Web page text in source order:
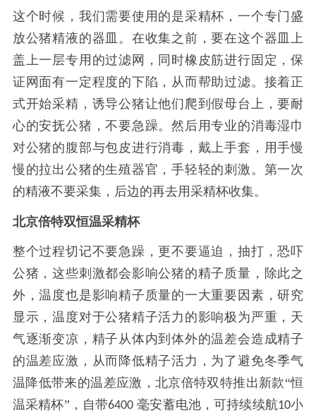
这个时候，我们需要使用的是采精杯，一个专门盛
放公猪精液的器皿。在收集之前，要在这个器皿上
盖上一层专用的过滤网，同时橡皮筋进行固定，保
证网面有一定程度的下陷，从而帮助过滤。接着正
式开始采精，诱导公猪让他们爬到假母台上，要耐
心的安抚公猪，不要急躁。然后用专业的消毒湿巾
对公猪的腹部与包皮进行消毒，戴上手套，用手慢
慢的拉出公猪的生殖器官，手轻轻的刺激。第一次
的精液不要采集，后边的再去用采精杯收集。
北京倍特双恒温采精杯
整个过程切记不要急躁，更不要逼迫，抽打，恐吓
公猪，这些刺激都会影响公猪的精子质量，除此之
外，温度也是影响精子质量的一大重要因素，研究
显示，温度对于公猪精子活力的影响极为严重，天
气逐渐变凉，精子从体内到体外的温差会造成精子
的温差应激，从而降低精子活力，为了避免冬季气
温降低带来的温差应激，北京倍特双特推出新款“恒
温采精杯”，自带6400 毫安蓄电池，可持续续航10小